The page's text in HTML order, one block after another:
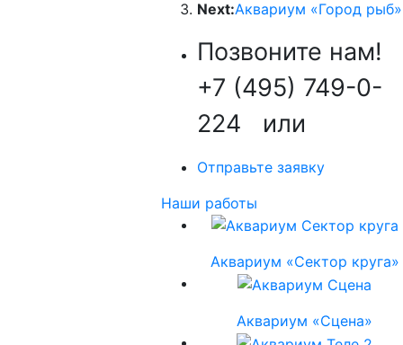
Next:Аквариум «Город рыб»
Позвоните нам!
+7 (495) 749-0-
224 или
Отправьте заявку
Наши работы
Аквариум «Сектор круга»
Аквариум «Сцена»